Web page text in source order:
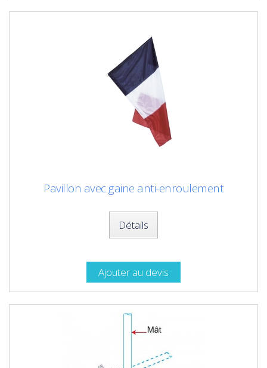
Pavillon avec gaine anti-enroulement
Détails
Ajouter au devis